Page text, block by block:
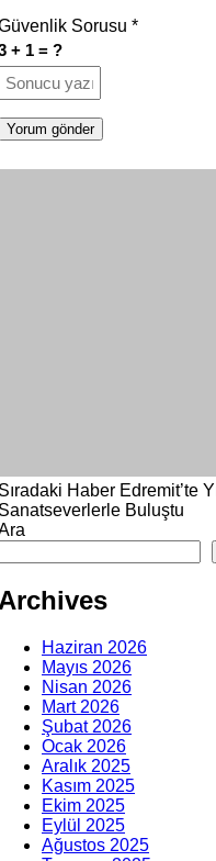
Sorusu *
+ 1 = ?
Haber Edremit’te
Buluştu
Haziran 2026
Mayıs 2026
Nisan 2026
Mart 2026
Şubat 2026
Ocak 2026
Aralık 2025
Kasım 2025
Ekim 2025
Eylül 2025
Ağustos 2025